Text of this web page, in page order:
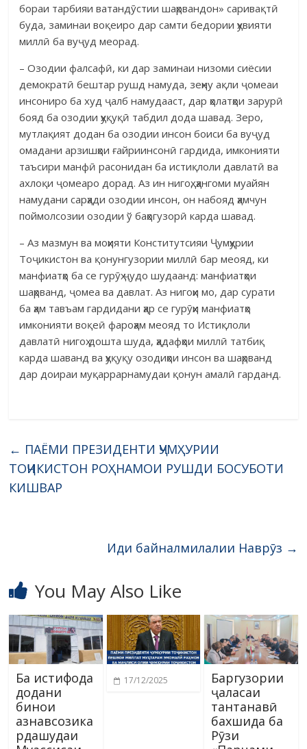
бораи тарбияи ватандӯстии шаҳрвандон» саривақтӣ
буда, заминаи воқеиро дар самти бедории ҳувияти
миллӣ ба вуҷуд меорад.
– Озодии фалсафӣ, ки дар заминаи низоми сиёсии
демократӣ бештар рушд намуда, зеҳну ақли ҷомеаи
инсониро ба худ ҷалб намудааст, дар ҳолатҳои зарурӣ
бояд ба озодии ҳуқуқӣ табдил дода шавад. Зеро,
мутлақият додан ба озодии инсон боиси ба вуҷуд
омадани арзишҳои ғайриинсонӣ гардида, имконияти
таъсири манфӣ расонидан ба истиқлоли давлатӣ ва
ахлоқи ҷомеаро дорад. Аз ин нигоҳ, ҳангоми муайян
намудани сарҳади озодии инсон, он набояд ҳамчун
поймолсозии озодии ў баҳогузорӣ карда шавад.
– Аз мазмун ва моҳияти Конститутсияи Ҷумҳурии
Тоҷикистон ва қонунгузории миллӣ бар меояд, ки
манфиатҳо ба се гурӯҳ ҷудо шудаанд: манфиатҳои
шаҳрванд, ҷомеа ва давлат. Аз нигоҳи мо, дар сурати
ба ҳам тавъам гардидани ҳар се гурӯҳи манфиатҳо
имконияти воқеӣ фароҳам меояд то Истиқлоли
давлатӣ нигоҳ дошта шуда, ҳадафҳои миллӣ татбиқ
карда шаванд ва ҳуқуқу озодиҳои инсон ва шаҳрванд
дар доираи муқаррарнамудаи қонун амалӣ гарданд.
← ПАЁМИ ПРЕЗИДЕНТИ ҶУМҲУРИИ
ТОҶИКИСТОН РОҲНАМОИ РУШДИ БОСУБОТИ
КИШВАР
Иди байналмилалии Наврӯз →
You May Also Like
Ба истифода
додани
бинои
азнавсозика
рдашудаи
17/12/2025
Баргузории
ҷаласаи
тантанавӣ
бахшида ба
Рӯзи